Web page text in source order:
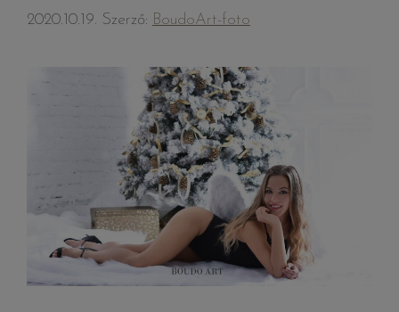
2020.10.19. Szerző: BoudoArt-foto